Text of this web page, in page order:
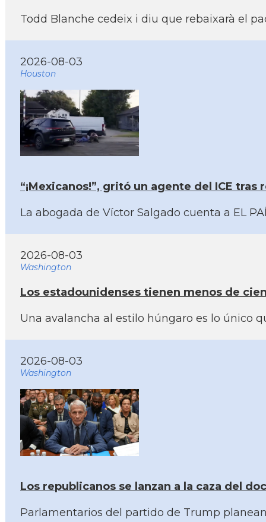
Todd Blanche cedeix i diu que rebaixarà el
2026-08-03
Houston
“¡Mexicanos!”, gritó un agente del ICE
La abogada de Víctor Salgado cuenta a EL
2026-08-03
Washington
Los estadounidenses tienen menos de
Una avalancha al estilo húngaro es lo único
2026-08-03
Washington
Los republicanos se lanzan a la caza del
Parlamentarios del partido de Trump